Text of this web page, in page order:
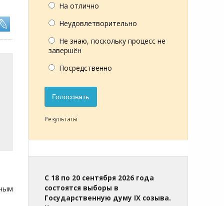
На отлично
Неудовлетворительно
Не знаю, поскольку процесс не
завершён
Посредственно
Голосовать
Результаты
С 18 по 20 сентября 2026 года
состоятся выборы в
Государственную думу IX созыва.